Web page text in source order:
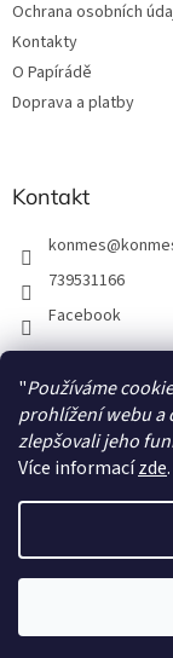
"Používáme
prohlížení webu a
zlepšovali jeho
Více informacízde.
Ochrana osobních
Kontakty
O Papírádě
Doprava a platby
Kontakt
konmes@
739531166
Facebook
Facebook